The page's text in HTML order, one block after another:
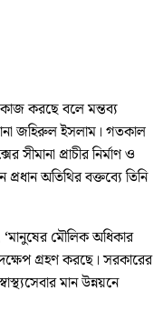
কাজ করছে বলে মন্তব্য
জহিরুল ইসলাম। গতকাল
সীমানা প্রাচীর নির্মাণ ও
অতিথির বক্তব্যে তিনি
‘মানুষের মৌলিক অধিকার
গ্রহণ করছে। সরকারের
মান উন্নয়নে